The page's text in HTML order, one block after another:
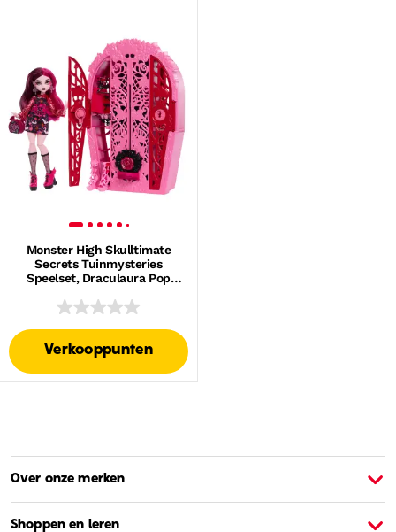
Monster High Skulltimate
Secrets Tuinmysteries
Speelset, Draculaura Pop
Verrassingen
Verkooppunten
Over onze merken
Shoppen en leren